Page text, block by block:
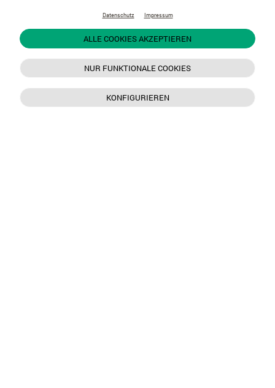
Datenschutz Impressum
ALLE COOKIES AKZEPTIEREN
NUR FUNKTIONALE COOKIES
KONFIGURIEREN